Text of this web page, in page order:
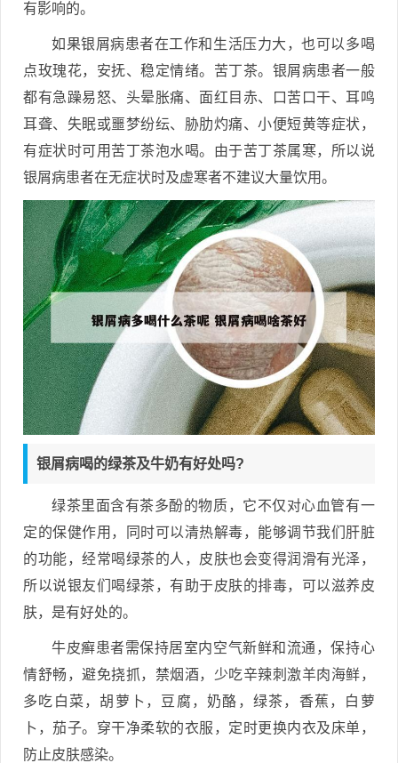
有影响的。
如果银屑病患者在工作和生活压力大，也可以多喝
点玫瑰花，安抚、稳定情绪。苦丁茶。银屑病患者一般
都有急躁易怒、头晕胀痛、面红目赤、口苦口干、耳鸣
耳聋、失眠或噩梦纷纭、胁肋灼痛、小便短黄等症状，
有症状时可用苦丁茶泡水喝。由于苦丁茶属寒，所以说
银屑病患者在无症状时及虚寒者不建议大量饮用。
银屑病喝的绿茶及牛奶有好处吗?
绿茶里面含有茶多酚的物质，它不仅对心血管有一
定的保健作用，同时可以清热解毒，能够调节我们肝脏
的功能，经常喝绿茶的人，皮肤也会变得润滑有光泽，
所以说银友们喝绿茶，有助于皮肤的排毒，可以滋养皮
肤，是有好处的。
牛皮癣患者需保持居室内空气新鲜和流通，保持心
情舒畅，避免挠抓，禁烟酒，少吃辛辣刺激羊肉海鲜，
多吃白菜，胡萝卜，豆腐，奶酪，绿茶，香蕉，白萝
卜，茄子。穿干净柔软的衣服，定时更换内衣及床单，
防止皮肤感染。